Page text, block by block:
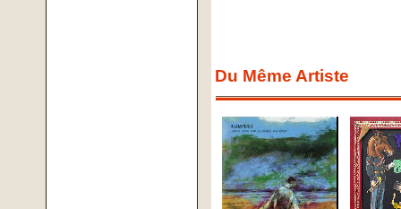
Du Même Artiste